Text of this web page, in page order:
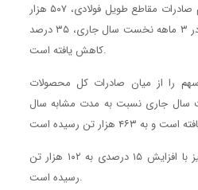
از میان محصولات فولادی، سهم صادرات مقاطع طویل فولادی، ۵۰۷ هزار
تن بوده و صادرات این مقاطع در ۳ ماهه نخست سال جاری، ۳۵ درصد
کاهش یافته است.
را از میان صادرات کل محصولات
۳ ماهه نخست سال جاری نسبت به مدت مشابه سال
صادرات مقاطع تخت فولادی نیز با افزایش ۱۵ درصدی به ۱۰۲ هزار تن
رسیده است.